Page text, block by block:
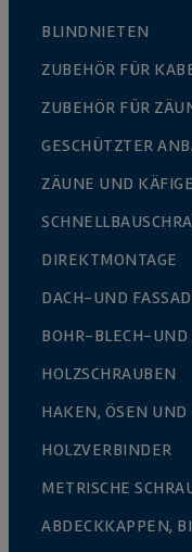
BLINDNIETEN
ZUBEHÖR FÜR
ZUBEHÖR FÜR
GESCHÜTZTER
ZÄUNE UND KÄFIGE
DIREKTMONTAGE
DACH-UND
BOHR-BLECH-UND
HOLZSCHRAUBEN
HAKEN, ÖSEN UND
HOLZVERBINDER
METRISCHE
ABDECKKAPPEN,